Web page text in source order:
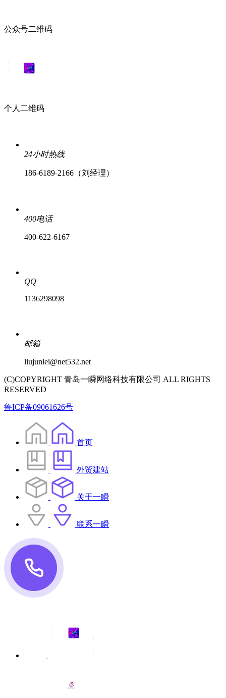
公众号二维码
个人二维码
24小时热线
186-6189-2166（刘经理）
400电话
400-622-6167
QQ
1136298098
邮箱
liujunlei@net532.net
(C)COPYRIGHT 青岛一瞬网络科技有限公司 ALL RIGHTS
RESERVED
鲁ICP备09061626号
首页
外贸建站
关于一瞬
联系一瞬